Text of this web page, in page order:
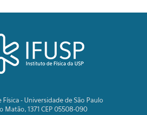
- Universidade de São Paulo
Matão, 1371 CEP 05508-090